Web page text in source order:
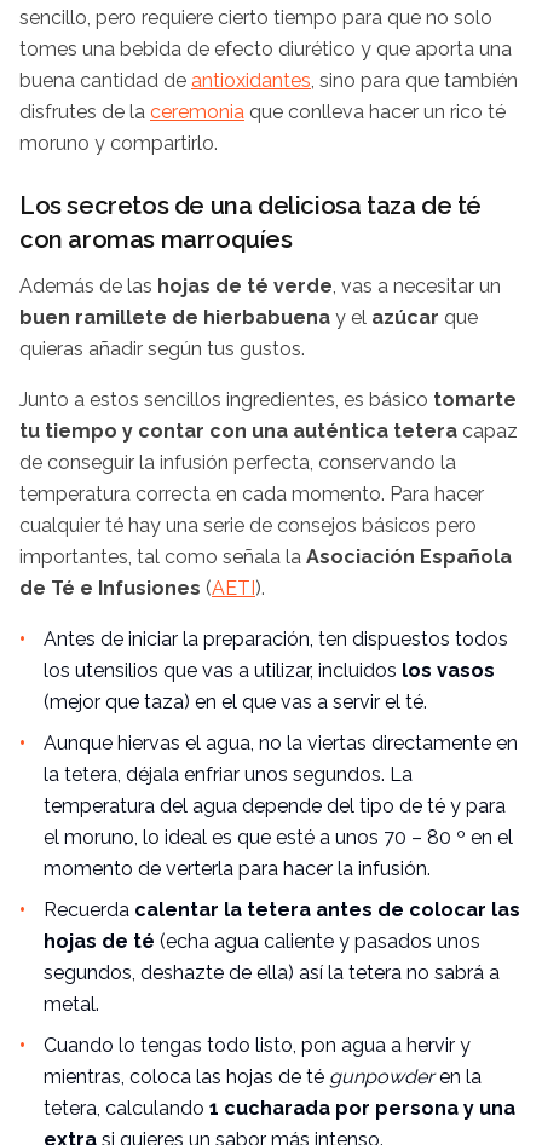
sencillo, pero requiere cierto tiempo para que no solo
tomes una bebida de efecto diurético y que aporta una
buena cantidad de antioxidantes, sino para que también
disfrutes de la ceremonia que conlleva hacer un rico té
moruno y compartirlo.
Los secretos de una deliciosa taza de té
con aromas marroquíes
Además de las hojas de té verde, vas a necesitar un
buen ramillete de hierbabuena y el azúcar que
quieras añadir según tus gustos.
Junto a estos sencillos ingredientes, es básico tomarte
tu tiempo y contar con una auténtica tetera capaz
de conseguir la infusión perfecta, conservando la
temperatura correcta en cada momento. Para hacer
cualquier té hay una serie de consejos básicos pero
importantes, tal como señala la Asociación Española
de Té e Infusiones (AETI ).
Antes de iniciar la preparación, ten dispuestos todos
los utensilios que vas a utilizar, incluidos los vasos
(mejor que taza) en el que vas a servir el té.
Aunque hiervas el agua, no la viertas directamente en
la tetera, déjala enfriar unos segundos. La
temperatura del agua depende del tipo de té y para
el moruno, lo ideal es que esté a unos 70 – 80 º en el
momento de verterla para hacer la infusión.
Recuerda calentar la tetera antes de colocar las
hojas de té (echa agua caliente y pasados unos
segundos, deshazte de ella) así la tetera no sabrá a
metal.
Cuando lo tengas todo listo, pon agua a hervir y
mientras, coloca las hojas de té gunpowderen la
tetera, calculando 1 cucharada por persona y una
extra si quieres un sabor más intenso.